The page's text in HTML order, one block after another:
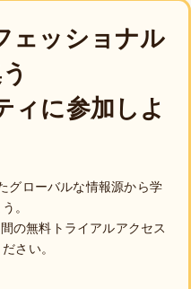
ェッショナル
ィに参加しよ
グローバルな情報源から学
。
の無料トライアルアクセス
さい。